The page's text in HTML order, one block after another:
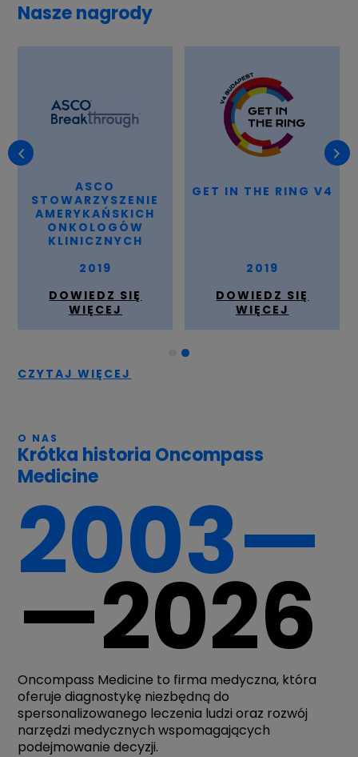
Nasze nagrody
ASCO
STOWARZYSZENIE
AMERYKAŃSKICH
ONKOLOGÓW
KLINICZNYCH
2019
DOWIEDZ SIĘ
WIĘCEJ
GET IN THE RING V4
2019
DOWIEDZ SIĘ
WIĘCEJ
CZYTAJ WIĘCEJ
O NAS
Krótka historia Oncompass
Medicine
2003—
—2026
Oncompass Medicine to firma medyczna, która
oferuje diagnostykę niezbędną do
spersonalizowanego leczenia ludzi oraz rozwój
narzędzi medycznych wspomagających
podejmowanie decyzji.